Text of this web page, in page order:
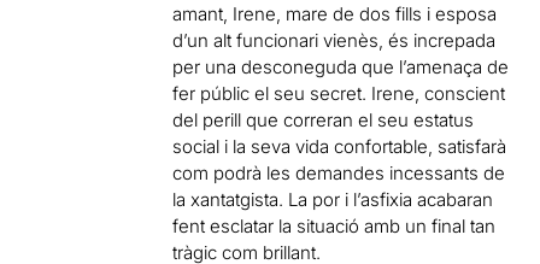
amant, Irene, mare de dos fills i esposa
d’un alt funcionari vienès, és increpada
per una desconeguda que l’amenaça de
fer públic el seu secret. Irene, conscient
del perill que correran el seu estatus
social i la seva vida confortable, satisfarà
com podrà les demandes incessants de
la xantatgista. La por i l’asfixia acabaran
fent esclatar la situació amb un final tan
tràgic com brillant.